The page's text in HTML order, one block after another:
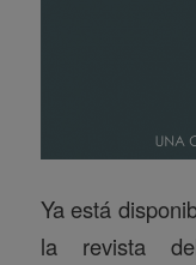
Ya está
la revista